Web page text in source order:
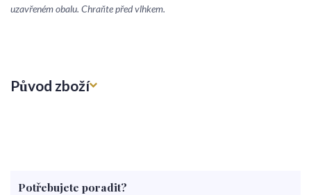
uzavřeném obalu. Chraňte před vlhkem.
Původ zboží
Potřebujete poradit?